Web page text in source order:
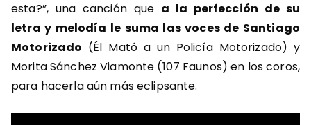
esta?”, una canción que a la perfección de su
letra y melodía le suma las voces de Santiago
Motorizado (Él Mató a un Policía Motorizado) y
Morita Sánchez Viamonte (107 Faunos) en los coros,
para hacerla aún más eclipsante.